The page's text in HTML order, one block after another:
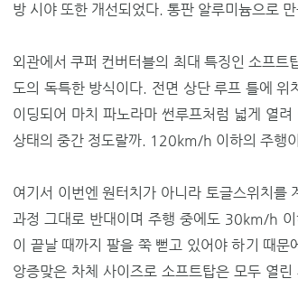
방 시야 또한 개선되었다. 통판 알루미늄으로
외관에서 쿠퍼 컨버터블의 최대 특징인 소프
도의 독특한 방식이다. 전면 상단 루프 틀에
이딩되어 마치 파노라마 썬루프처럼 넓게 열
상태의 중간 정도랄까. 120km/h 이하의 주행
여기서 이번엔 원터치가 아니라 토글스위치를
과정 그대로 반대이며 주행 중에도 30km/h
이 끝날 때까지 팔을 쭉 뻗고 있어야 하기 때
앙증맞은 차체 사이즈로 소프트탑은 모두 열